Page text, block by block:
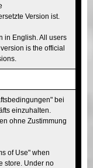
Version ist.
in English. All users
is the official
bei
einzuhalten.
ohne Zustimmung
of Use" when
store. Under no